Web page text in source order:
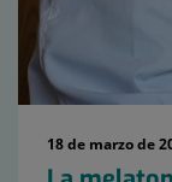
18 de marzo de